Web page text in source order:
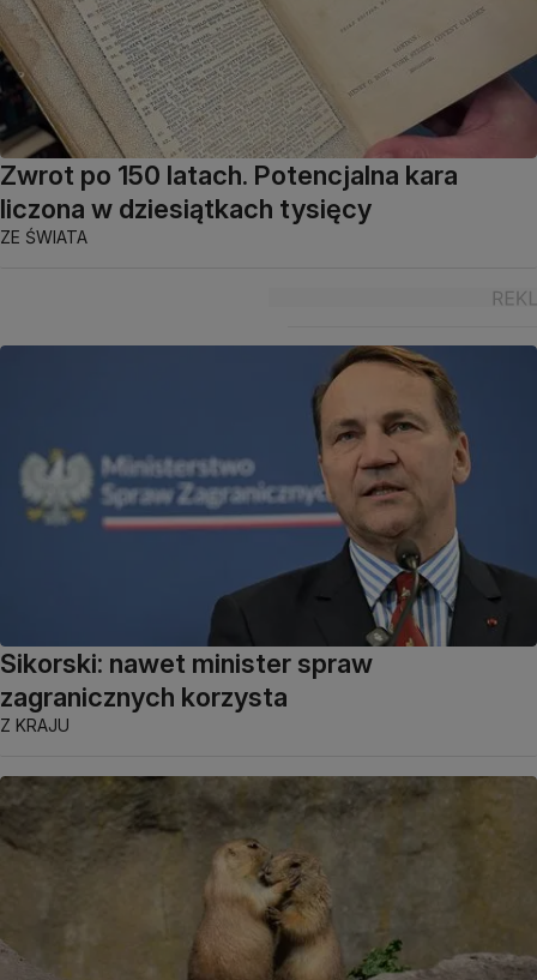
Zwrot po 150 latach. Potencjalna kara
liczona w dziesiątkach tysięcy
ZE ŚWIATA
Sikorski: nawet minister spraw
zagranicznych korzysta
Z KRAJU